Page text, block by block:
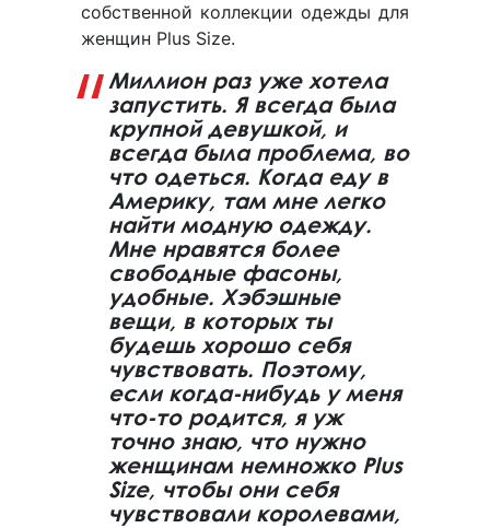
собственной коллекции одежды для
женщин Plus Size.
Миллион раз уже хотела
запустить. Я всегда была
крупной девушкой, и
всегда была проблема, во
что одеться. Когда еду в
Америку, там мне легко
найти модную одежду.
Мне нравятся более
свободные фасоны,
удобные. Хэбэшные
вещи, в которых ты
будешь хорошо себя
чувствовать. Поэтому,
если когда-нибудь у меня
что-то родится, я уж
точно знаю, что нужно
женщинам немножко Plus
Size, чтобы они себя
чувствовали королевами,